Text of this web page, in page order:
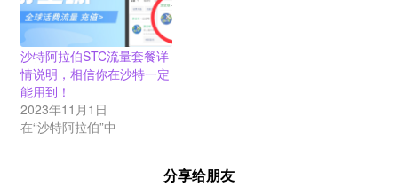
沙特阿拉伯STC流量套餐详
情说明，相信你在沙特一定
能用到！
2023年11月1日
在“沙特阿拉伯”中
分享给朋友